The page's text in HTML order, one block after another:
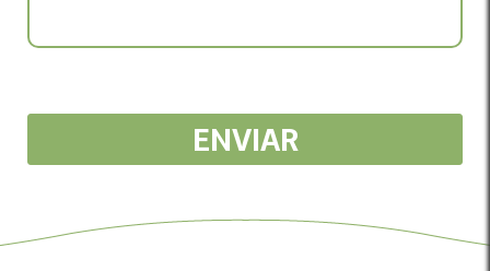
ENVIAR